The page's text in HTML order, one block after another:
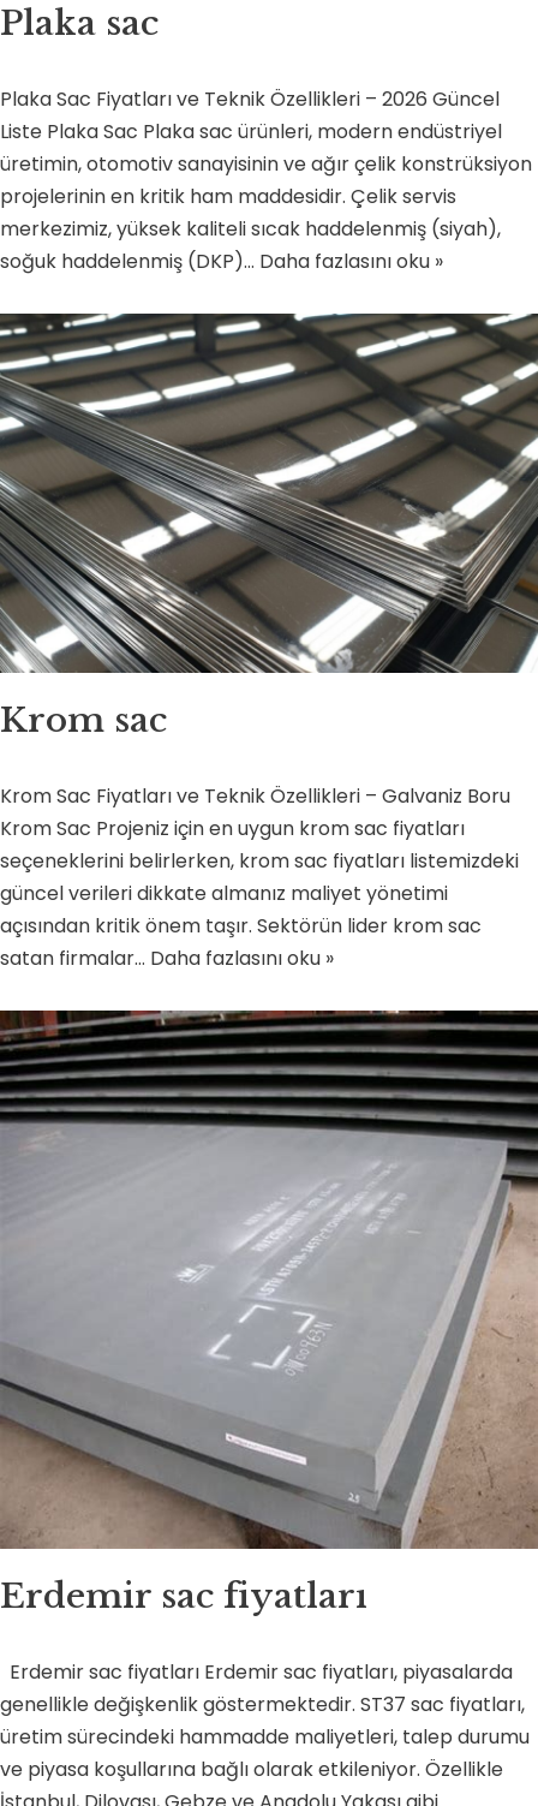
Plaka sac
Plaka Sac Fiyatları ve Teknik Özellikleri – 2026 Güncel
Liste Plaka Sac Plaka sac ürünleri, modern endüstriyel
üretimin, otomotiv sanayisinin ve ağır çelik konstrüksiyon
projelerinin en kritik ham maddesidir. Çelik servis
merkezimiz, yüksek kaliteli sıcak haddelenmiş (siyah),
soğuk haddelenmiş (DKP)… Daha fazlasını oku »
Krom sac
Krom Sac Fiyatları ve Teknik Özellikleri – Galvaniz Boru
Krom Sac Projeniz için en uygun krom sac fiyatları
seçeneklerini belirlerken, krom sac fiyatları listemizdeki
güncel verileri dikkate almanız maliyet yönetimi
açısından kritik önem taşır. Sektörün lider krom sac
satan firmalar… Daha fazlasını oku »
Erdemir sac fiyatları
Erdemir sac fiyatları Erdemir sac fiyatları, piyasalarda
genellikle değişkenlik göstermektedir. ST37 sac fiyatları,
üretim sürecindeki hammadde maliyetleri, talep durumu
ve piyasa koşullarına bağlı olarak etkileniyor. Özellikle